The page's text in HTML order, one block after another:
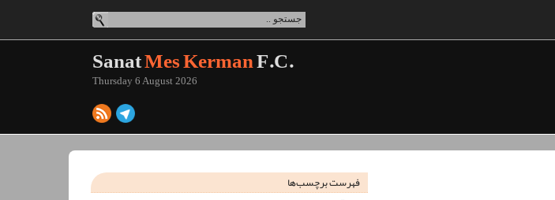
SanatMes KermanF.C.
Thursday 6 August 2026
فهرست برچسب‌ها